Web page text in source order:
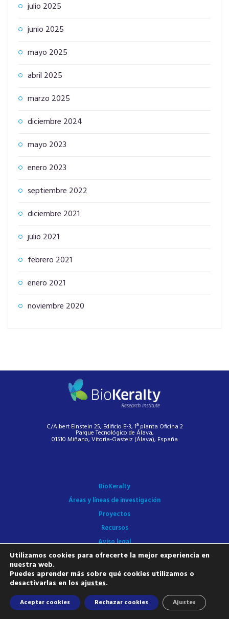
julio 2025
junio 2025
mayo 2025
abril 2025
marzo 2025
diciembre 2024
mayo 2023
enero 2023
septiembre 2022
diciembre 2021
julio 2021
febrero 2021
enero 2021
noviembre 2020
C/Albert Einstein 25, Edificio E-3, 1ª planta Oficina 2
Parque Tecnológico de Álava,
01510 Miñano, Vitoria-Gasteiz (Álava), España
BioKeralty
Áreas y líneas de investigación
Proyectos
Recursos
Aviso legal
Política de privacidad
Política de cookies
Contacto
Copyright © BioKeralty 2023
Utilizamos cookies para ofrecerte la mejor experiencia en
nuestra web.
Puedes aprender más sobre qué cookies utilizamos o
desactivarlas en los ajustes.
Aceptar cookies Rechazar cookies Ajustes